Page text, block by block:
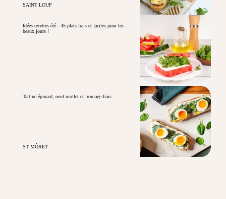
SAINT LOUP
Idées recettes été : 45 plats frais et faciles pour les
beaux jours !
Tartine épinard, oeuf mollet et fromage frais
ST MÔRET